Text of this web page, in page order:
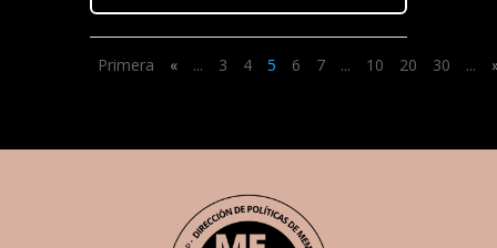
Primera « ... 3 4 5 6 7 ... 10 20 30 ...